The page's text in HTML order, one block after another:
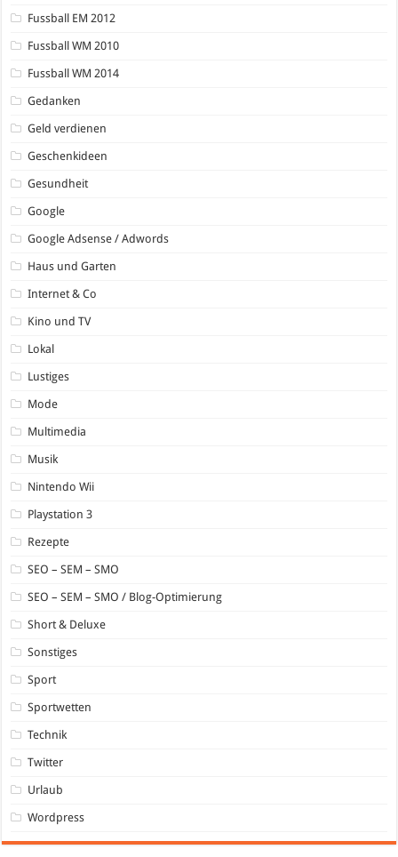
Fussball EM 2012
Fussball WM 2010
Fussball WM 2014
Gedanken
Geld verdienen
Geschenkideen
Gesundheit
Google
Google Adsense / Adwords
Haus und Garten
Internet & Co
Kino und TV
Lokal
Lustiges
Mode
Multimedia
Musik
Nintendo Wii
Playstation 3
Rezepte
SEO – SEM – SMO
SEO – SEM – SMO / Blog-Optimierung
Short & Deluxe
Sonstiges
Sport
Sportwetten
Technik
Twitter
Urlaub
Wordpress